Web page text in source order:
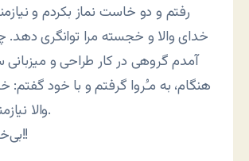
رفتم و دو خاست نماز بکردم و
خدای والا و خجسته مرا توانگری دهد‌.
آمدم گروهی در کار طراحی و
هنگام، به مـُروا گرفتم و با خود
والا نیازمندی مرا روا کرد‌.
– بی‌خیال بابا جان!!